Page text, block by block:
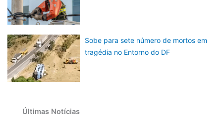
Sobe para sete número de mortos em
tragédia no Entorno do DF
Últimas Notícias